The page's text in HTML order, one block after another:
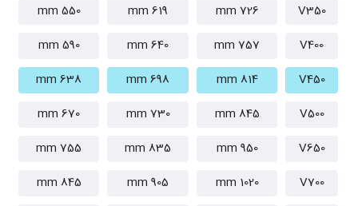
V350
726 mm
619 mm
550 mm
V400
757 mm
640 mm
590 mm
V450
814 mm
698 mm
638 mm
V500
845 mm
730 mm
670 mm
V650
950 mm
835 mm
755 mm
V700
1020 mm
905 mm
845 mm